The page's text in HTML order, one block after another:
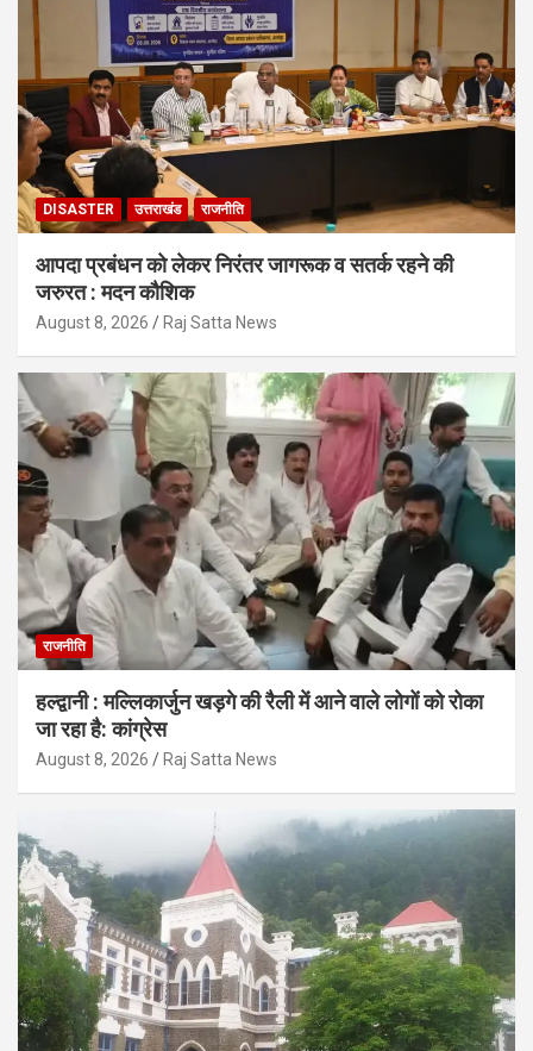
DISASTER उत्तराखंड राजनीति
आपदा प्रबंधन को लेकर निरंतर जागरूक व सतर्क रहने की
जरुरत : मदन कौशिक
August 8, 2026 Raj Satta News
राजनीति
हल्द्वानी : मल्लिकार्जुन खड़गे की रैली में आने वाले लोगों को रोका
जा रहा है: कांग्रेस
August 8, 2026 Raj Satta News